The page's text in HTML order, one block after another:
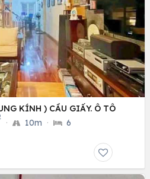
KÍNH ) CẦU GIẤY. Ô TÔ
· 10m · 6